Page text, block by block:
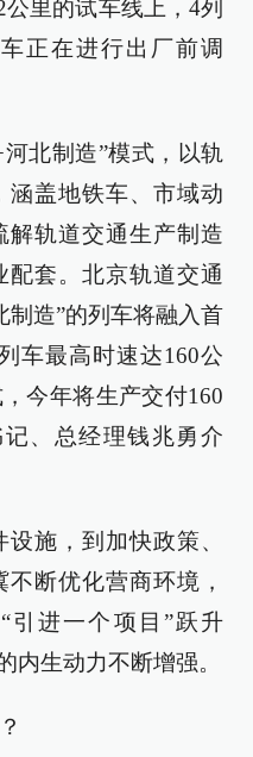
里的试车线上，4列
正在进行出厂前调
北制造”模式，以轨
涵盖地铁车、市域动
解轨道交通生产制造
配套。北京轨道交通
制造”的列车将融入首
车最高时速达160公
今年将生产交付160
、总经理钱兆勇介
施，到加快政策、
断优化营商环境，
引进一个项目”跃升
内生动力不断增强。